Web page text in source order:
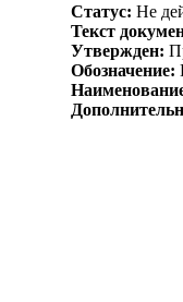
Статус: Не
Текст
Утвержден:
Обозначение: